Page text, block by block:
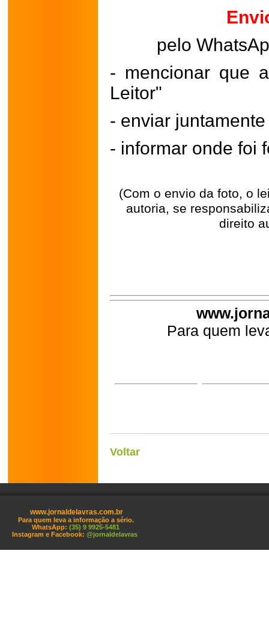
pelo
- mencionar que
Leitor"
- enviar
- informar onde foi
(Com o envio da foto, o
autoria, se
direito
Para quem
Voltar
www.jornaldelavras.com.br
Para quem leva a informação a sério.
WhatsApp: (35) 9 9925-5481
Instagram e Facebook: @jornaldelavras